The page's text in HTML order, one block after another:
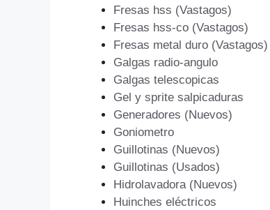
Fresas hss (Vastagos)
Fresas hss-co (Vastagos)
Fresas metal duro (Vastagos)
Galgas radio-angulo
Galgas telescopicas
Gel y sprite salpicaduras
Generadores (Nuevos)
Goniometro
Guillotinas (Nuevos)
Guillotinas (Usados)
Hidrolavadora (Nuevos)
Huinches eléctricos